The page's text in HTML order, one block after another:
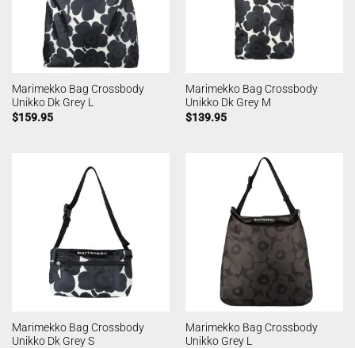
Marimekko Bag Crossbody
Unikko Dk Grey L
$159.95
Marimekko Bag Crossbody
Unikko Dk Grey M
$139.95
Marimekko Bag Crossbody
Unikko Dk Grey S
Marimekko Bag Crossbody
Unikko Grey L